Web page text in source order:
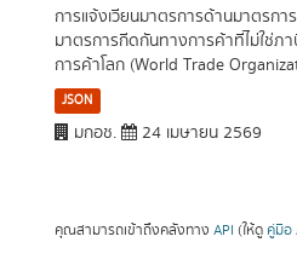
การแจ้งเวียนมาตรการด้านมาตรก
มาตรการกีดกันทางการค้าที่ไม่ใช่ภ
การค้าโลก (World Trade
JSON
มกอช. 24 เมษายน 2569
คุณสามารถเข้าถึงคลังทาง API (ให้ดู คู่มือ